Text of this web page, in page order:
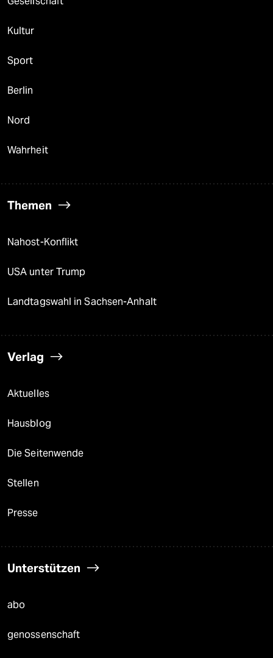
Kultur
Sport
Berlin
Nord
Wahrheit
Themen
Nahost-Konflikt
USA unter Trump
Landtagswahl in Sachsen-Anhalt
Verlag
Aktuelles
Hausblog
Die Seitenwende
Stellen
Presse
Unterstützen
abo
genossenschaft